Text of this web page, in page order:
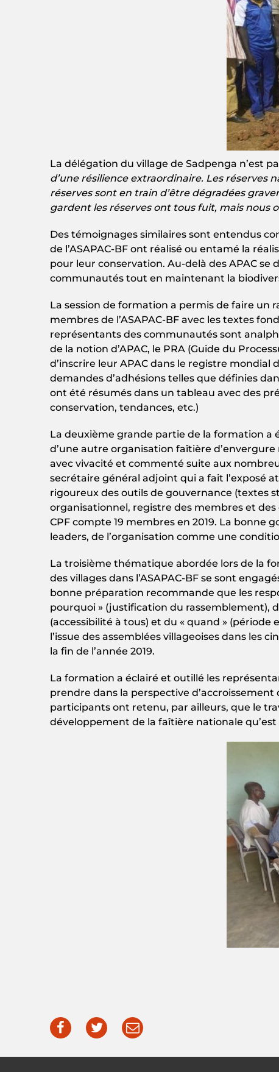
La délégation du village de Sadpenga n’est
d’une résilience extraordinaire. Les réserves
réserves sont en train d’être dégradées
gardent les réserves ont tous fuit, mais nous
Des témoignages similaires sont entendus
de l’ASAPAC-BF ont réalisé ou entamé la
pour leur conservation. Au-delà des APAC
communautés tout en maintenant la
La session de formation a permis de faire
membres de l’ASAPAC-BF avec les textes
représentants des communautés sont
de la notion d’APAC, le PRA (Guide du
d’inscrire leur APAC dans le registre mondial
demandes d’adhésions telles que définies
ont été résumés dans un tableau avec des
conservation, tendances, etc.)
La deuxième grande partie de la formation a
d’une autre organisation faîtière
avec vivacité et commenté suite aux
secrétaire général adjoint qui a fait l’exposé
rigoureux des outils de gouvernance (textes
organisationnel, registre des membres et
CPF compte 19 membres en 2019. La
leaders, de l’organisation comme une
La troisième thématique abordée lors de la
des villages dans l’ASAPAC-BF se sont
bonne préparation recommande que les
pourquoi » (justification du rassemblement),
(accessibilité à tous) et du « quand »
l’issue des assemblées villageoises dans les
la fin de l’année 2019.
La formation a éclairé et outillé les
prendre dans la perspective
participants ont retenu, par ailleurs, que le
développement de la faîtière nationale qu’est